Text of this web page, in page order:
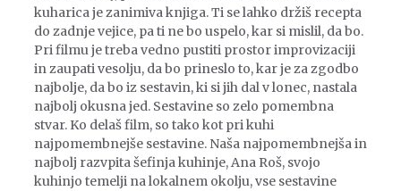
kuharica je zanimiva knjiga. Ti se lahko držiš recepta
do zadnje vejice, pa ti ne bo uspelo, kar si mislil, da bo.
Pri filmu je treba vedno pustiti prostor improvizaciji
in zaupati vesolju, da bo prineslo to, kar je za zgodbo
najbolje, da bo iz sestavin, ki si jih dal v lonec, nastala
najbolj okusna jed. Sestavine so zelo pomembna
stvar. Ko delaš film, so tako kot pri kuhi
najpomembnejše sestavine. Naša najpomembnejša in
najbolj razvpita šefinja kuhinje, Ana Roš, svojo
kuhinjo temelji na lokalnem okolju, vse sestavine